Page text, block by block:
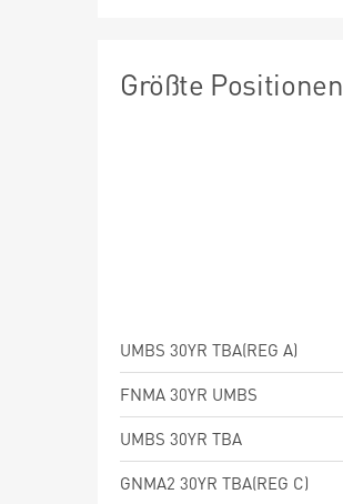
Größte Positionen
UMBS 30YR TBA(REG A)
FNMA 30YR UMBS
UMBS 30YR TBA
GNMA2 30YR TBA(REG C)